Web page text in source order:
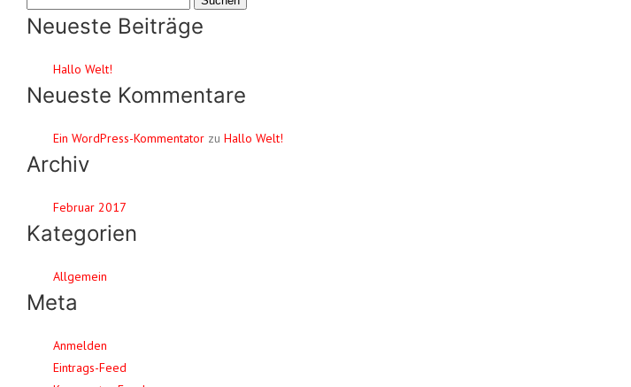
nach:
Neueste Beiträge
Hallo Welt!
Neueste Kommentare
Ein WordPress-Kommentator zu Hallo Welt!
Archiv
Februar 2017
Kategorien
Allgemein
Meta
Anmelden
Eintrags-Feed